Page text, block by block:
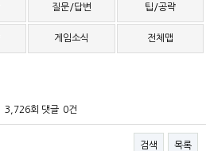
질문/답변 팁/공략
게임소식 전체맵
3,726회 댓글 0건
검색 목록